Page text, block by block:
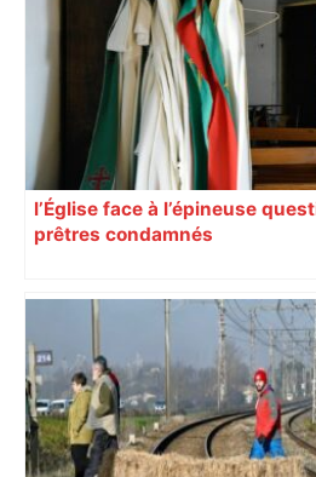
l’Église face à l’épineuse
prêtres condamnés